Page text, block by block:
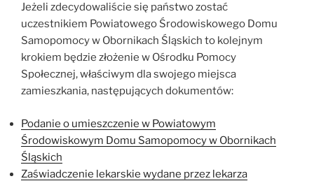
Jeżeli zdecydowaliście się państwo zostać
uczestnikiem Powiatowego Środowiskowego Domu
Samopomocy w Obornikach Śląskich to kolejnym
krokiem będzie złożenie w Ośrodku Pomocy
Społecznej, właściwym dla swojego miejsca
zamieszkania, następujących dokumentów:
Podanie o umieszczenie w Powiatowym
Środowiskowym Domu Samopomocy w Obornikach
Śląskich
Zaświadczenie lekarskie wydane przez lekarza